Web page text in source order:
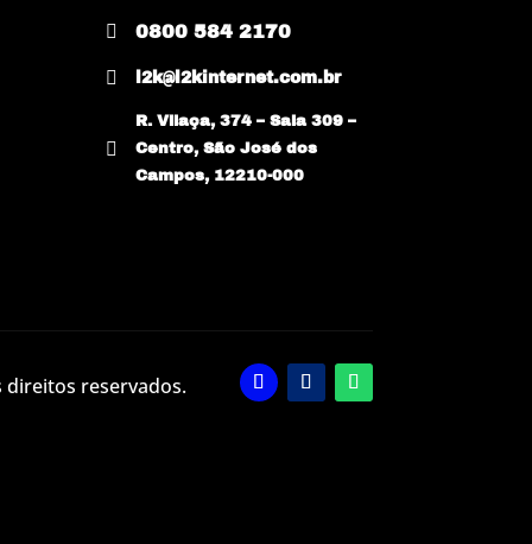
 0800 584 2170
 l2k@l2kinternet.com.br

R. Vilaça, 374 – Sala 309 –
Centro, São José dos
Campos, 12210-000
direitos reservados.